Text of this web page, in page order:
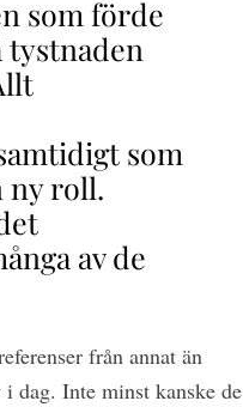
som förde
tystnaden
som
ny roll.
av de
från annat än
dag. Inte minst kanske de